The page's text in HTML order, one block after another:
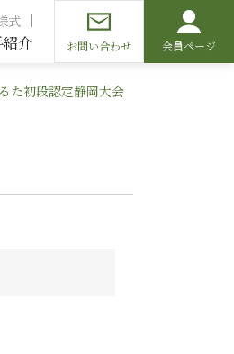
式
紹介 お問い合わせ 会員ページ
た初段認定静岡大会